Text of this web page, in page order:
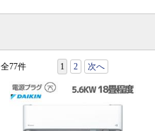
全77件 1 2 次へ